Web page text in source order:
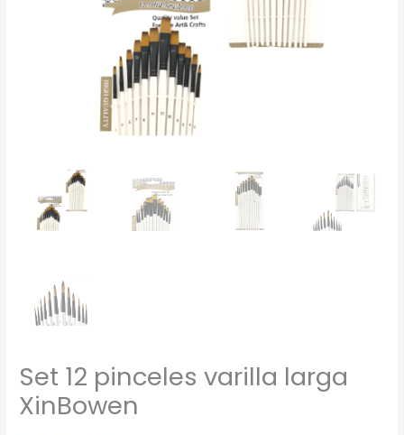
Set 12 pinceles varilla larga
XinBowen